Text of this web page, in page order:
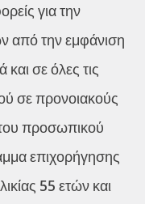
για την
από την εμφάνιση
σε όλες τις
σε προνοιακούς
προσωπικού
επιχορήγησης
55 ετών και